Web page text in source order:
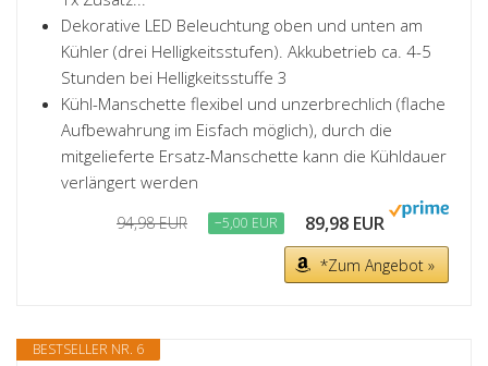
Dekorative LED Beleuchtung oben und unten am
Kühler (drei Helligkeitsstufen). Akkubetrieb ca. 4-5
Stunden bei Helligkeitsstuffe 3
Kühl-Manschette flexibel und unzerbrechlich (flache
Aufbewahrung im Eisfach möglich), durch die
mitgelieferte Ersatz-Manschette kann die Kühldauer
verlängert werden
94,98 EUR −5,00 EUR 89,98 EUR
*Zum Angebot »
BESTSELLER NR. 6